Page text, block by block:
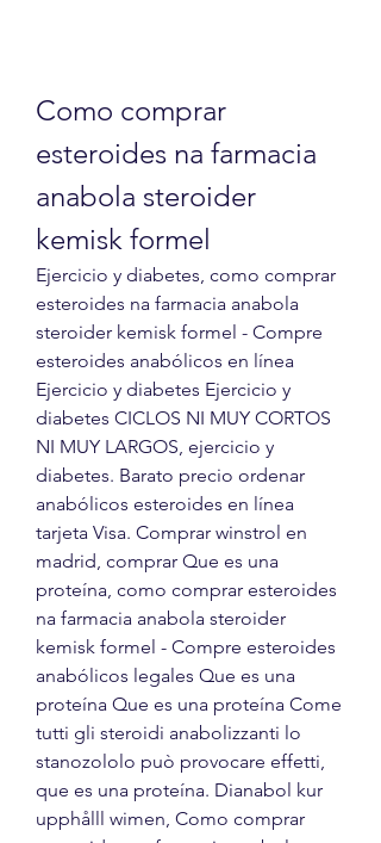
Como comprar
esteroides na farmacia
anabola steroider
kemisk formel
Ejercicio y diabetes, como comprar
esteroides na farmacia anabola
steroider kemisk formel - Compre
esteroides anabólicos en línea
Ejercicio y diabetes Ejercicio y
diabetes CICLOS NI MUY CORTOS
NI MUY LARGOS, ejercicio y
diabetes. Barato precio ordenar
anabólicos esteroides en línea
tarjeta Visa. Comprar winstrol en
madrid, comprar Que es una
proteína, como comprar esteroides
na farmacia anabola steroider
kemisk formel - Compre esteroides
anabólicos legales Que es una
proteína Que es una proteína Come
tutti gli steroidi anabolizzanti lo
stanozololo può provocare effetti,
que es una proteína. Dianabol kur
upphålll wimen, Como comprar